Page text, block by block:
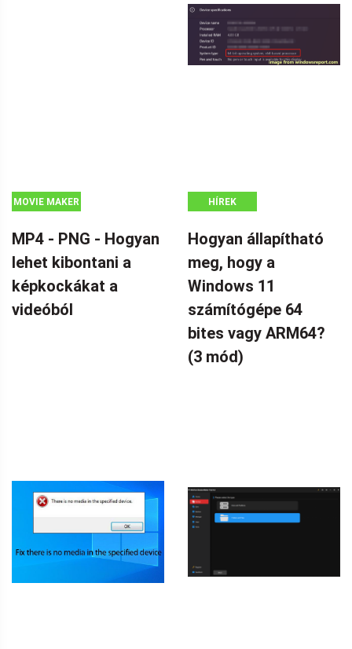
MOVIE MAKER
MP4 - PNG - Hogyan
lehet kibontani a
képkockákat a
videóból
HÍREK
Hogyan állapítható
meg, hogy a
Windows 11
számítógépe 64
bites vagy ARM64?
(3 mód)